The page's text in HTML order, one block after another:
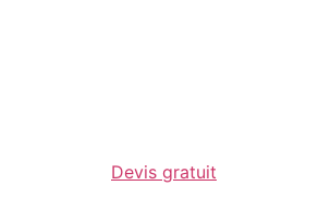
Devis gratuit